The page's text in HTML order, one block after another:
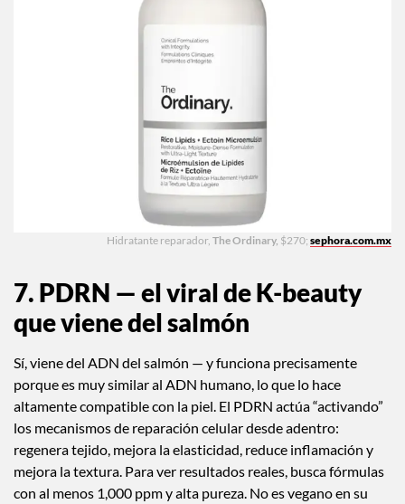
Hidratante reparador, The Ordinary, $270; sephora.com.mx
7. PDRN — el viral de K-beauty
que viene del salmón
Sí, viene del ADN del salmón — y funciona precisamente
porque es muy similar al ADN humano, lo que lo hace
altamente compatible con la piel. El PDRN actúa “activando”
los mecanismos de reparación celular desde adentro:
regenera tejido, mejora la elasticidad, reduce inflamación y
mejora la textura. Para ver resultados reales, busca fórmulas
con al menos 1,000 ppm y alta pureza. No es vegano en su